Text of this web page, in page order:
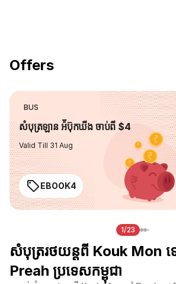
Offers
BUS
សំបុត្រឡាន អ៉ីប៊ុកឃីង ចាប់ពី $4
Valid Till 31 Aug
EBOOK4
1/23
សំបុត្ររថយន្តពី Kouk Mon
Preah ប្រទេសកម្ពុជា